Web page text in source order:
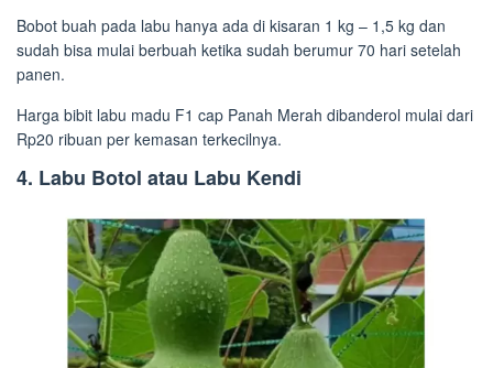
Bobot buah pada labu hanya ada di kisaran 1 kg – 1,5 kg dan
sudah bisa mulai berbuah ketika sudah berumur 70 hari setelah
panen.
Harga bibit labu madu F1 cap Panah Merah dibanderol mulai dari
Rp20 ribuan per kemasan terkecilnya.
4. Labu Botol atau Labu Kendi